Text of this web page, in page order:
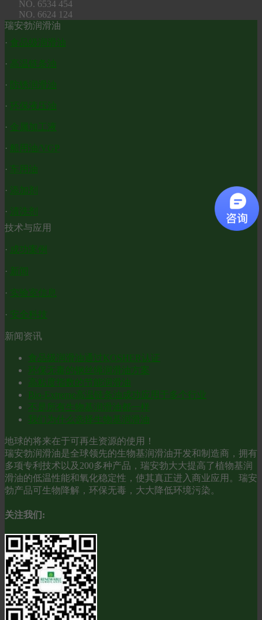
NO. 6534 454
NO. 6624 124
瑞安勃润滑油
· 食品级润滑油
· 高温链条油
· 防锈润滑油
· 环保液压油
· 金属加工液
· 船用油/VGP
· 车用油
· 添加剂
· 清洗剂
技术与应用
· 成功案例
· 新闻
· 实验室信息
· 安全科技
新闻资讯
食品级润滑油通过KOSHER认证
环保无毒的钢丝绳润滑油方案
高粘度指数的节能润滑油
Bio-Extreme高温链条油成功应用于多个行业
不是所有生物基润滑油都一样
我们为什么选择生物基润滑油
地球的将来在于可再生资源的使用！
瑞安勃润滑油是全球领先的生物基润滑油开发和制造商，拥有
多项专利技术以及200多种产品，瑞安勃大大提高了植物基润
滑油的低温性能和氧化稳定性，使其真正进入商业应用。瑞安
勃产品可生物降解，环保无毒，大大降低环境污染。
关注我们: